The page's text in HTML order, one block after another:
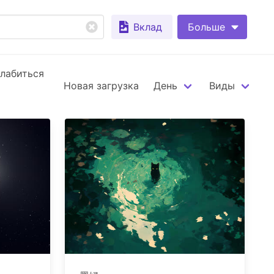
Вклад Больше
Новая загрузка
День Виды